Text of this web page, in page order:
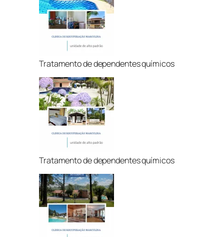
Tratamento de dependentes químicos
Tratamento de dependentes químicos